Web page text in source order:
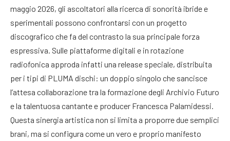
maggio 2026, gli ascoltatori alla ricerca di sonorità ibride e
sperimentali possono confrontarsi con un progetto
discografico che fa del contrasto la sua principale forza
espressiva. Sulle piattaforme digitali e in rotazione
radiofonica approda infatti una release speciale, distribuita
per i tipi di PLUMA dischi: un doppio singolo che sancisce
l’attesa collaborazione tra la formazione degli Archivio Futuro
e la talentuosa cantante e producer Francesca Palamidessi.
Questa sinergia artistica non si limita a proporre due semplici
brani, ma si configura come un vero e proprio manifesto